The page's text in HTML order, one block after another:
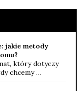
jakie metody
który dotyczy
chcemy …